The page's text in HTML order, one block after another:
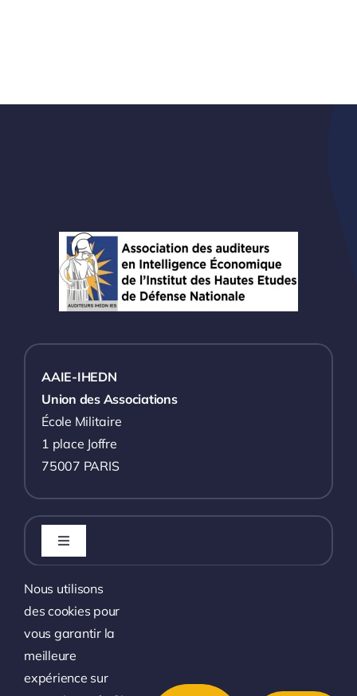
AAIE-IHEDN
Union des Associations
École Militaire
1 place Joffre
75007 PARIS
Toggle
Navigation
L’association
L’actualité
Liens utiles
Toggle
Navigation
Les événements à venir
Toggle
Nous utilisons
des cookies pour
vous garantir la
meilleure
expérience sur